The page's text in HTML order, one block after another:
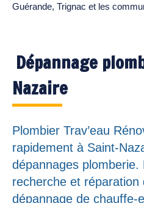
Guérande, Trignac et les
Dépannage
Nazaire
Plombier Trav’eau
rapidement à Saint-
dépannages plomberie.
recherche et réparation
dépannage de chauffe-